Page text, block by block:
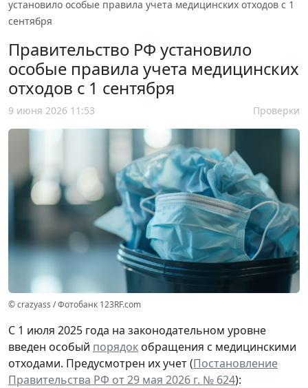
установило особые правила учета медицинских отходов с 1
сентября
Правительство РФ установило
особые правила учета медицинских
отходов с 1 сентября
9 июня 2026 11:53 Проверки
© crazyass / Фотобанк 123RF.com
С 1 июля 2025 года на законодательном уровне
введен особый порядок обращения с медицинскими
отходами. Предусмотрен их учет (Постановление
Правительства РФ от 29 мая 2026 г. № 624):